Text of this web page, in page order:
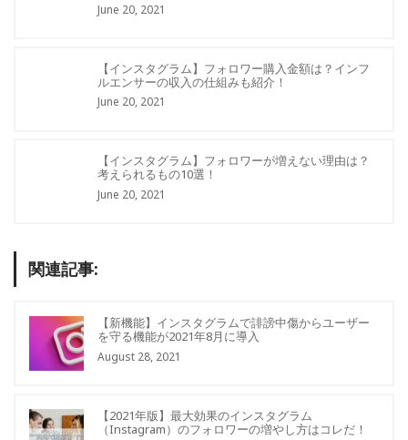
June 20, 2021
【インスタグラム】フォロワー購入金額は？インフ
ルエンサーの収入の仕組みも紹介！
June 20, 2021
【インスタグラム】フォロワーが増えない理由は？
考えられるもの10選！
June 20, 2021
関連記事:
【新機能】インスタグラムで誹謗中傷からユーザー
を守る機能が2021年8月に導入
August 28, 2021
【2021年版】最大効果のインスタグラム
（Instagram）のフォロワーの増やし方はコレだ！